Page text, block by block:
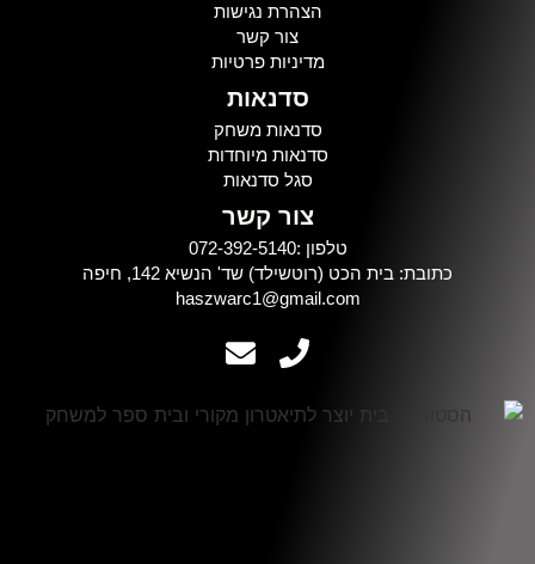
הצהרת נגישות
צור קשר
מדיניות פרטיות
סדנאות
סדנאות משחק
סדנאות מיוחדות
סגל סדנאות
צור קשר
טלפון :072-392-5140
כתובת: בית הכט (רוטשילד) שד' הנשיא 142, חיפה
haszwarc1@gmail.com